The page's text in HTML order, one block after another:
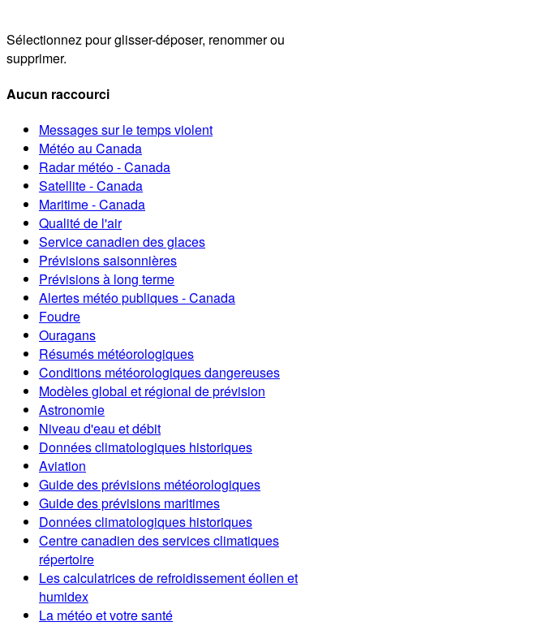
Sélectionnez pour glisser-déposer, renommer ou
supprimer.
Aucun raccourci
Messages sur le temps violent
Météo au Canada
Radar météo - Canada
Satellite - Canada
Maritime - Canada
Qualité de l'air
Service canadien des glaces
Prévisions saisonnières
Prévisions à long terme
Alertes météo publiques - Canada
Foudre
Ouragans
Résumés météorologiques
Conditions météorologiques dangereuses
Modèles global et régional de prévision
Astronomie
Niveau d'eau et débit
Données climatologiques historiques
Aviation
Guide des prévisions météorologiques
Guide des prévisions maritimes
Données climatologiques historiques
Centre canadien des services climatiques
répertoire
Les calculatrices de refroidissement éolien et
humidex
La météo et votre santé